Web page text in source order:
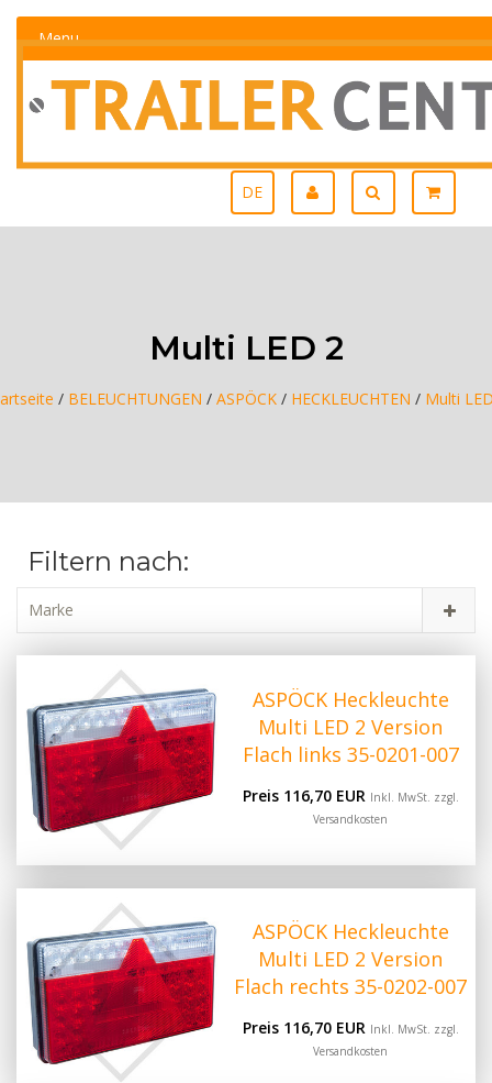
Menu
DE
Multi LED 2
/ BELEUCHTUNGEN / ASPÖCK/ HECKLEUCHTEN / Multi
Filtern nach:
Marke
ASPÖCK Heckleuchte
Multi LED 2 Version
Flach links 35-0201-007
Preis 116,70 EUR Inkl. MwSt. zzgl.
Versandkosten
ASPÖCK Heckleuchte
Multi LED 2 Version
Flach rechts 35-0202-007
Preis 116,70 EUR Inkl. MwSt. zzgl.
Versandkosten